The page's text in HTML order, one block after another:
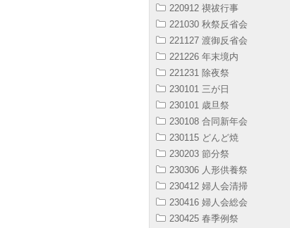
220912 禊祓行事
221030 秋祭反省会
221127 渡御反省会
221226 年末境内
221231 除夜祭
230101 三が日
230101 歳旦祭
230108 合同新年会
230115 どんど焼
230203 節分祭
230306 人形供養祭
230412 婦人会清掃
230416 婦人会総会
230425 春季例祭